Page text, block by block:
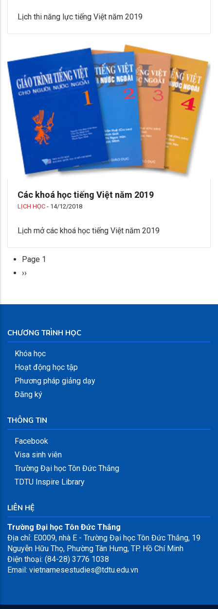
Lịch thi năng lực tiếng Việt năm 2019
Các khoá học tiếng Việt năm 2019
LỊCH HỌC - 14/12/2018
Lịch mở các khoá học tiếng Việt năm 2019
Pagination
Page 1
Next
››
CHƯƠNG TRÌNH HỌC
Khóa học
Hoạt động học tập
Phương pháp giảng dạy
Đăng ký
THÔNG TIN
Facebook
Visa sinh viên
Trường Đại học Tôn Đức Thắng
TDTU Inspire Library
LIÊN HỆ
Trường Đại học Tôn Đức Thắng
Địa chỉ: E0009, nhà E - Trường Đại học Tôn Đức Thắng, 19
Nguyễn Hữu Thọ, Phường Tân Hưng, TP. Hồ Chí Minh
Điện thoại: (84-28) 3776 1038
Email: vietnamesestudies@tdtu.edu.vn